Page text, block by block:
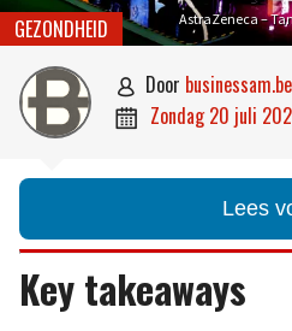
AstraZeneca –
GEZONDHEID
 door businessam.be
 zondag 20 juli
Lees
Key takeaways